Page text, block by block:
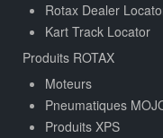
Rotax Dealer
Kart Track Locator
Produits ROTAX
Moteurs
Pneumatiques
Produits XPS